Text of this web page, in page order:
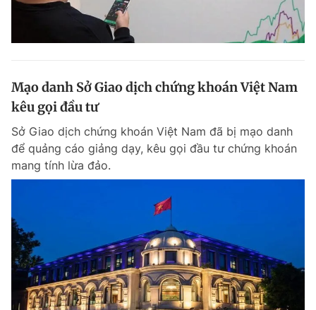
Mạo danh Sở Giao dịch chứng khoán Việt Nam
kêu gọi đầu tư
Sở Giao dịch chứng khoán Việt Nam đã bị mạo danh
để quảng cáo giảng dạy, kêu gọi đầu tư chứng khoán
mang tính lừa đảo.